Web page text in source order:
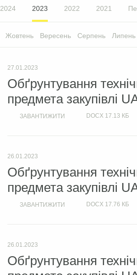
2024 2023 2022 2021
Жовтень Вересень Серпень Липень
27.01.2023
Обґрунтування
предмета закупівлі
ЗАВАНТИЖИТИ DOCX 17.13 КБ
26.01.2023
Обґрунтування
предмета закупівлі
ЗАВАНТИЖИТИ DOCX 17.76 КБ
26.01.2023
Обґрунтування